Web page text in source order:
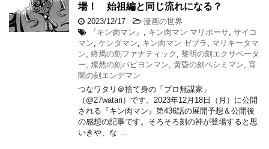
場！ 始祖編と同じ流れになる？
2023/12/17 -漫画の世界
『キン肉マン』
キン肉マン マリポーサ サイコ
マン ケンダマン キン肉マン ゼブラ
マリキータマ
ン 終焉の刻ファナティック
黎明の刻エクサベータ
ー 燦然の刻パピヨンマン 黄昏の刻ペシミマン 宵
闇の刻エンデマン
つなワタリ＠捨て身の「プロ無謀家」
（@27watari）です。2023年12月18日（月）に公開
される『キン肉マン』第436話の展開予想＆公開後
の感想の記事です。そろそろ刻の神が登場すると思
いきや、な …